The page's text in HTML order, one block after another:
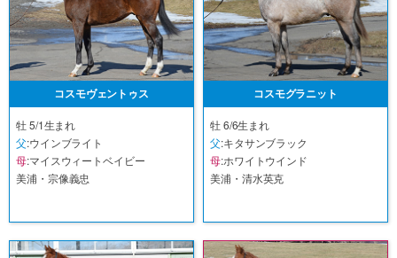
コスモヴェントゥス
牡 5/1生まれ
父:ウインブライト
母:マイスウィートベイビー
美浦・宗像義忠
コスモグラニット
牡 6/6生まれ
父:キタサンブラック
母:ホワイトウインド
美浦・清水英克